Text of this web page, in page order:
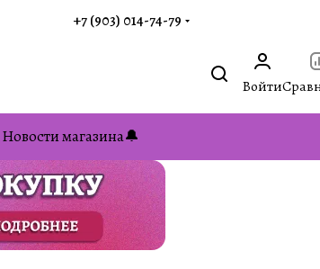
+7 (903) 014-74-79‬
Войти
Новости магазина🔔